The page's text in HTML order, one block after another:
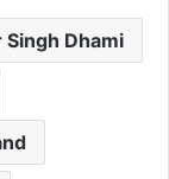
Singh Dhami